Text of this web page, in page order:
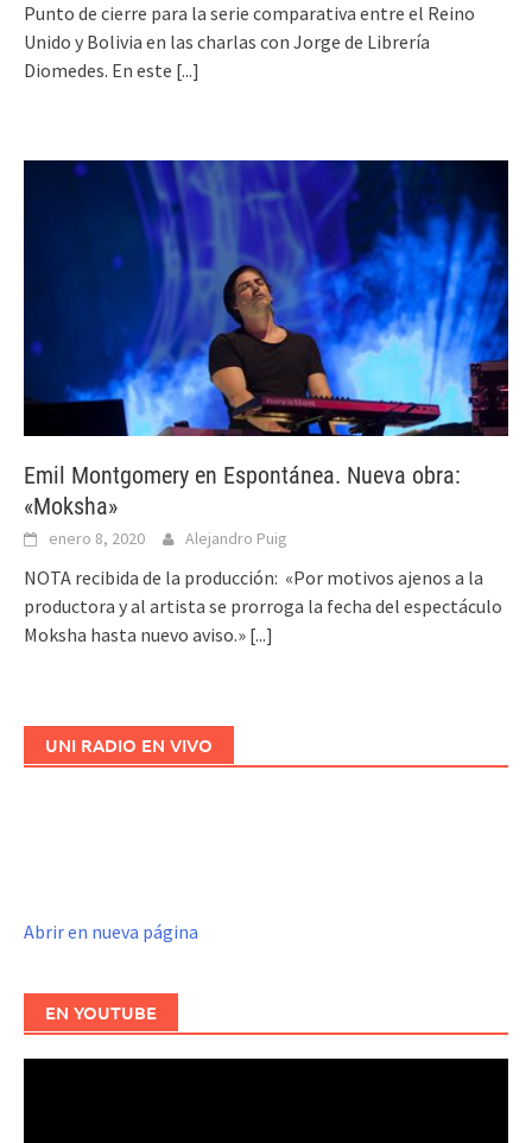
Punto de cierre para la serie comparativa entre el Reino
Unido y Bolivia en las charlas con Jorge de Librería
Diomedes. En este [...]
Emil Montgomery en Espontánea. Nueva obra:
«Moksha»
enero 8, 2020 Alejandro Puig
NOTA recibida de la producción: «Por motivos ajenos a la
productora y al artista se prorroga la fecha del espectáculo
Moksha hasta nuevo aviso.» [...]
UNI RADIO EN VIVO
Abrir en nueva página
EN YOUTUBE